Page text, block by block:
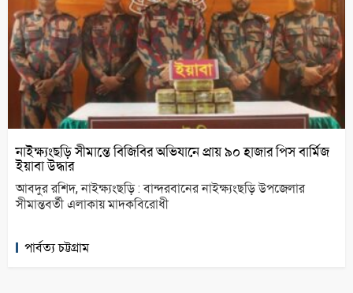
নাইক্ষ্যংছড়ি সীমান্তে বিজিবির অভিযানে প্রায় ৯০ হাজার পিস বার্মিজ
ইয়াবা উদ্ধার
আবদুর রশিদ, নাইক্ষ্যংছড়ি : বান্দরবানের নাইক্ষ্যংছড়ি উপজেলার
সীমান্তবর্তী এলাকায় মাদকবিরোধী
পার্বত্য চট্টগ্রাম